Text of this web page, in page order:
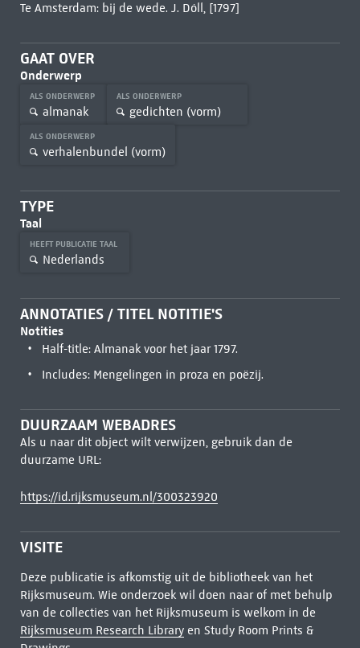
Te Amsterdam: bij de wede. J. Dóll, [1797]
GAAT OVER
Onderwerp
ALS ONDERWERP
almanak
ALS ONDERWERP
gedichten (vorm)
ALS ONDERWERP
verhalenbundel (vorm)
TYPE
Taal
HEEFT PUBLICATIE TAAL
Nederlands
ANNOTATIES / TITEL NOTITIE'S
Notities
Half-title: Almanak voor het jaar 1797.
Includes: Mengelingen in proza en poëzij.
DUURZAAM WEBADRES
Als u naar dit object wilt verwijzen, gebruik dan de
duurzame URL:
https://id.rijksmuseum.nl/300323920
VISITE
Deze publicatie is afkomstig uit de bibliotheek van het
Rijksmuseum. Wie onderzoek wil doen naar of met behulp
van de collecties van het Rijksmuseum is welkom in de
Rijksmuseum Research Libraryen Study Room Prints &